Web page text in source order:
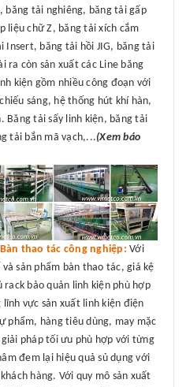
băng tải nghiêng, băng tải gấp
liệu chữ Z, băng tải xích cắm
Insert, băng tải hồi JIG, băng tải
ra còn sản xuất các Line băng
kiện gồm nhiều công đoạn với
sáng, hệ thống hút khí hàn,
Băng tải sấy linh kiện, băng tải
tải bắn mã vạch,...(Xem báo
thao tác công nghiệp: Với
sản phẩm bàn thao tác, giá kệ
bảo quản linh kiện phù hợp
vực sản xuất linh kiện điện
phẩm, hàng tiêu dùng, may mặc
pháp tối ưu phù hợp với từng
đem lại hiệu quả sủ dụng với
hàng. Với quy mô sản xuất